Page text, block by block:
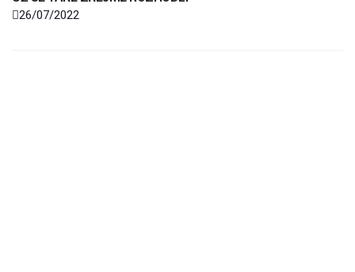
26/07/2022